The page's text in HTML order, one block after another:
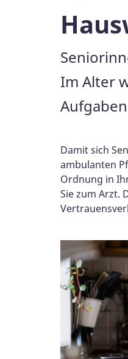
Im Alter
Damit sich
ambulanten
Ordnung in
Sie zum Arzt.